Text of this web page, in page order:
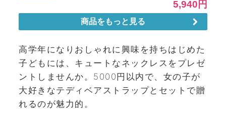
高学年になりおしゃれに興味を持ちはじめた
子どもには、キュートなネックレスをプレゼ
ントしませんか。5000円以内で、女の子が
大好きなテディベアストラップとセットで贈
れるのが魅力的。